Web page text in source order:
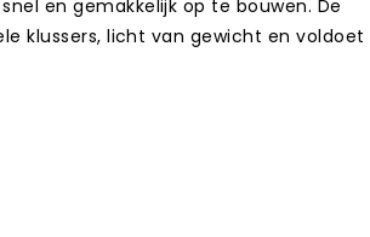
en gemakkelijk op te bouwen. De
klussers, licht van gewicht en voldoet